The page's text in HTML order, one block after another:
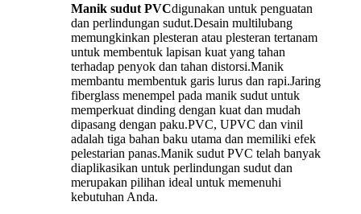
Manik sudut PVCdigunakan untuk penguatan
dan perlindungan sudut.Desain multilubang
memungkinkan plesteran atau plesteran tertanam
untuk membentuk lapisan kuat yang tahan
terhadap penyok dan tahan distorsi.Manik
membantu membentuk garis lurus dan rapi.Jaring
fiberglass menempel pada manik sudut untuk
memperkuat dinding dengan kuat dan mudah
dipasang dengan paku.PVC, UPVC dan vinil
adalah tiga bahan baku utama dan memiliki efek
pelestarian panas.Manik sudut PVC telah banyak
diaplikasikan untuk perlindungan sudut dan
merupakan pilihan ideal untuk memenuhi
kebutuhan Anda.